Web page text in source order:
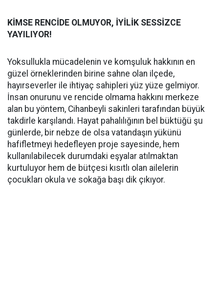
KİMSE RENCİDE OLMUYOR, İYİLİK SESSİZCE
YAYILIYOR!
Yoksullukla mücadelenin ve komşuluk hakkının en
güzel örneklerinden birine sahne olan ilçede,
hayırseverler ile ihtiyaç sahipleri yüz yüze gelmiyor.
İnsan onurunu ve rencide olmama hakkını merkeze
alan bu yöntem, Cihanbeyli sakinleri tarafından büyük
takdirle karşılandı. Hayat pahalılığının bel büktüğü şu
günlerde, bir nebze de olsa vatandaşın yükünü
hafifletmeyi hedefleyen proje sayesinde, hem
kullanılabilecek durumdaki eşyalar atılmaktan
kurtuluyor hem de bütçesi kısıtlı olan ailelerin
çocukları okula ve sokağa başı dik çıkıyor.